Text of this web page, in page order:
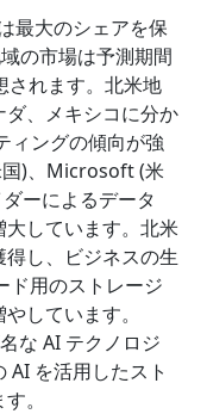
最大のシェアを保
の市場は予測期間
されます。北米地
、メキシコに分か
ィングの傾向が強
)、Microsoft (米
ーによるデータ
しています。北米
し、ビジネスの生
ド用のストレージ
しています。
な AI テクノロジ
AI を活用したスト​​
。